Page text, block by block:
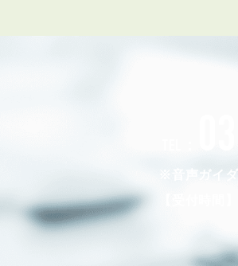
※音声ガイ
【受付時間